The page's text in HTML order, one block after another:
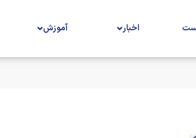
اخبار آموزش